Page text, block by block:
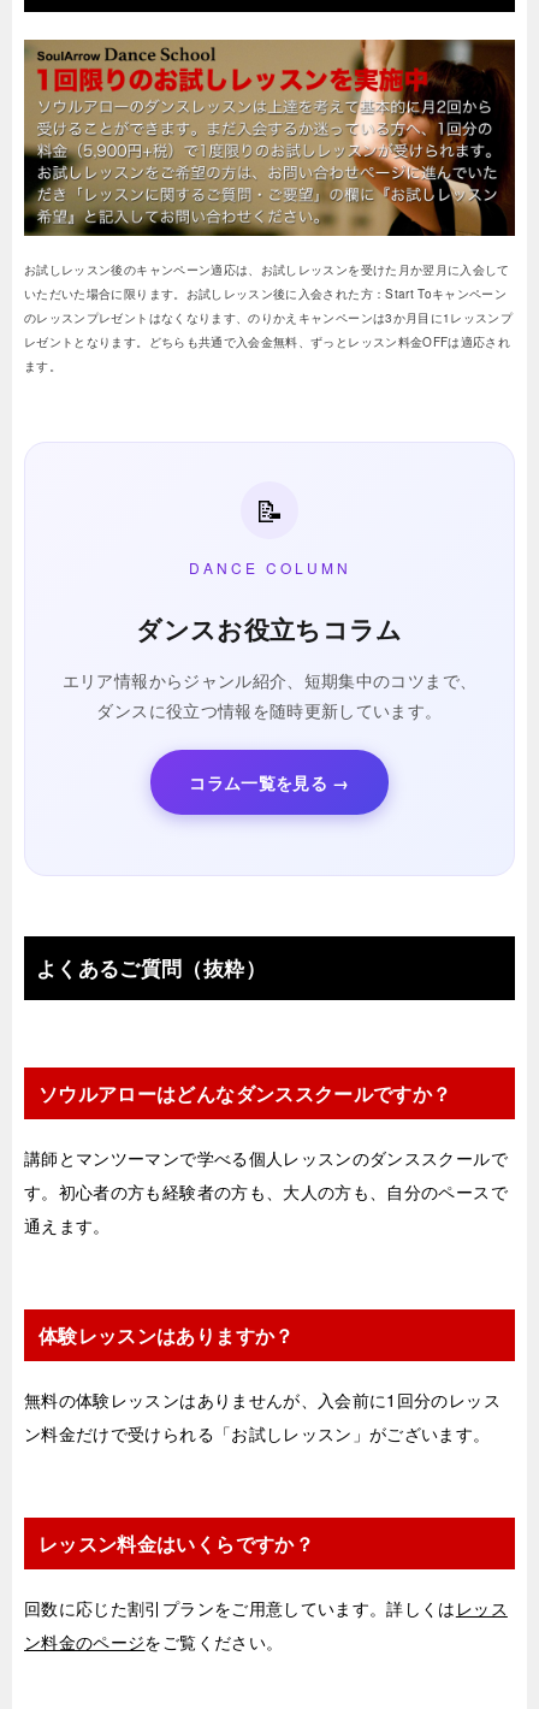
お試しレッスン後のキャンペーン適応は、お試しレッスンを受けた月か翌月に入会して
いただいた場合に限ります。お試しレッスン後に入会された方：Start Toキャンペーン
のレッスンプレゼントはなくなります、のりかえキャンペーンは3か月目に1レッスンプ
レゼントとなります。どちらも共通で入会金無料、ずっとレッスン料金OFFは適応され
ます。
📝
DANCE COLUMN
ダンスお役立ちコラム
エリア情報からジャンル紹介、短期集中のコツまで、
ダンスに役立つ情報を随時更新しています。
コラム一覧を見る →
よくあるご質問（抜粋）
ソウルアローはどんなダンススクールですか？
講師とマンツーマンで学べる個人レッスンのダンススクールで
す。初心者の方も経験者の方も、大人の方も、自分のペースで
通えます。
体験レッスンはありますか？
無料の体験レッスンはありませんが、入会前に1回分のレッス
ン料金だけで受けられる「お試しレッスン」がございます。
レッスン料金はいくらですか？
回数に応じた割引プランをご用意しています。詳しくは レッス
ン料金のページをご覧ください。